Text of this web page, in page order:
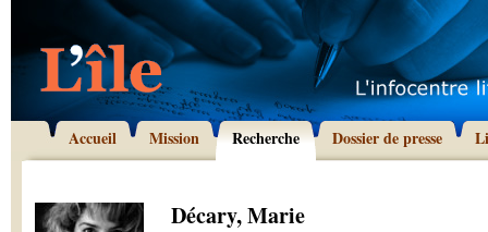
Accueil Mission Recherche Dossier de presse
Décary, Marie